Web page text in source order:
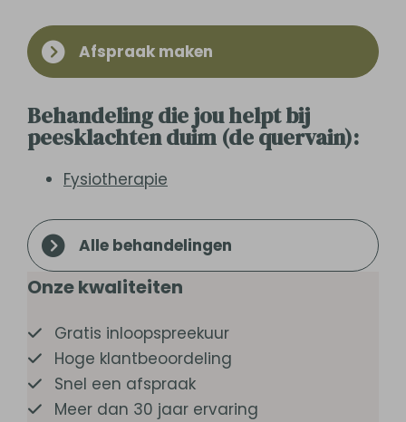
Afspraak maken
Behandeling die jou helpt bij
peesklachten duim (de quervain):
Fysiotherapie
Alle behandelingen
Onze kwaliteiten
Gratis inloopspreekuur
Hoge klantbeoordeling
Snel een afspraak
Meer dan 30 jaar ervaring